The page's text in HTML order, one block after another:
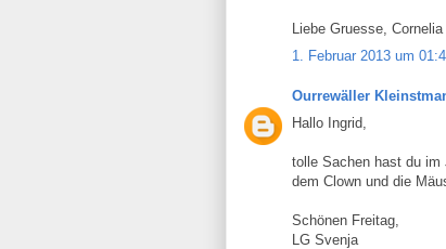
Liebe Gruesse, Cornelia
1. Februar 2013 um
Ourrewäller
Hallo Ingrid,
tolle Sachen hast du im
dem Clown und die
Schönen Freitag,
LG Svenja